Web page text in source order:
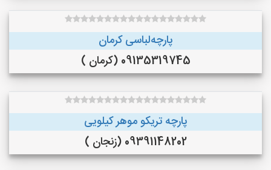
پارچه‌لباسی کرمان
09135319745 (کرمان )
پارچه تریکو موهر کیلویی
09391148202 (زنجان )